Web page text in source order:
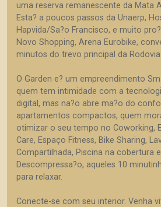
uma reserva remanescente da Mata
Esta? a poucos passos da Unaerp,
Hapvida/Sa?o Francisco, e muito
Novo Shopping, Arena Eurobike,
minutos do trevo principal da
O Garden e? um empreendimento
quem tem intimidade com a
digital, mas na?o abre ma?o do
apartamentos compactos, quem
otimizar o seu tempo no Coworking,
Care, Espaço Fitness, Bike Sharing,
Compartilhada, Piscina na cobertura
Descompressa?o, aqueles 10
para relaxar.
Conecte-se com seu interior. Venha